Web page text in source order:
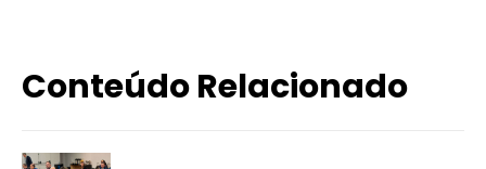
Conteúdo Relacionado